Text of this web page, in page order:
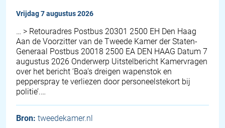
vrijdag 7 augustus 2026
… > Retouradres Postbus 20301 2500 EH Den Haag
Aan de Voorzitter van de Tweede Kamer der Staten-
Generaal Postbus 20018 2500 EA DEN HAAG Datum 7
augustus 2026 Onderwerp Uitstelbericht Kamervragen
over het bericht ‘Boa’s dreigen wapenstok en
pepperspray te verliezen door personeelstekort bij
politie’.…
Bron: tweedekamer.nl